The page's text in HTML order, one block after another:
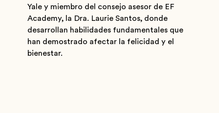
Yale y miembro del consejo asesor de EF
Academy, la Dra. Laurie Santos, donde
desarrollan habilidades fundamentales que
han demostrado afectar la felicidad y el
bienestar.